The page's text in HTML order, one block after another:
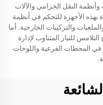
وأنظمة النقل الحزامي والآلات
بهذه الأجهزة للتحكم في أنظمة
والتركيبات الخارجية. أما
للتيار المتناوب لإدارة
في المحطات الفرعية واللوحات